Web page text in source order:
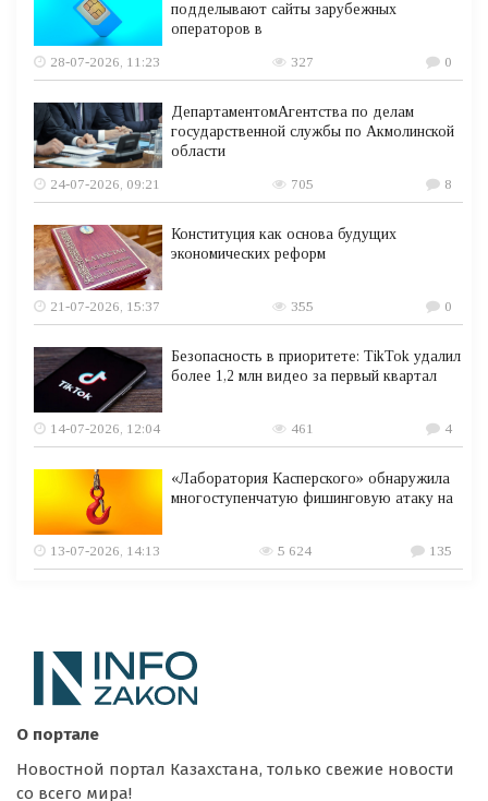
подделывают сайты зарубежных
операторов в
28-07-2026, 11:23
327 0
ДепартаментомАгентства по делам
государственной службы по Акмолинской
области
24-07-2026, 09:21
705 8
Конституция как основа будущих
экономических реформ
21-07-2026, 15:37 355 0
Безопасность в приоритете: TikTok удалил
более 1,2 млн видео за первый квартал
14-07-2026, 12:04 461 4
«Лаборатория Касперского» обнаружила
многоступенчатую фишинговую атаку на
13-07-2026, 14:13 5 624 135
О портале
Новостной портал Казахстана, только свежие новости
со всего мира!